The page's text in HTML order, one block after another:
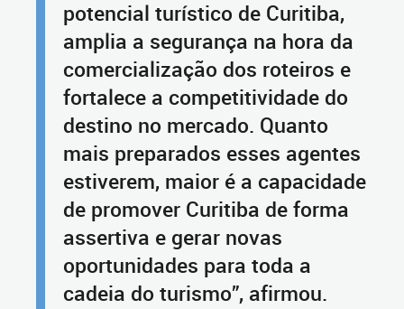
potencial turístico de Curitiba,
amplia a segurança na hora da
comercialização dos roteiros e
fortalece a competitividade do
destino no mercado. Quanto
mais preparados esses agentes
estiverem, maior é a capacidade
de promover Curitiba de forma
assertiva e gerar novas
oportunidades para toda a
cadeia do turismo”, afirmou.